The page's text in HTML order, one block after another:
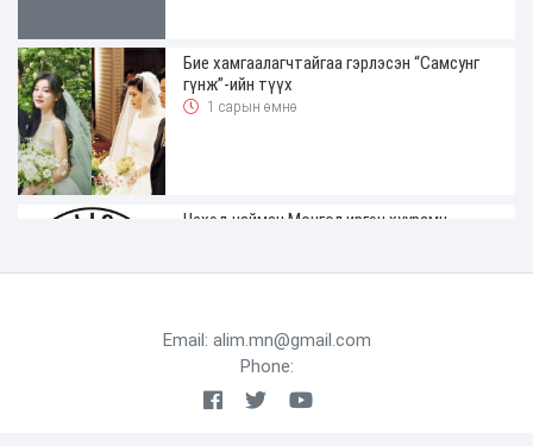
Бие хамгаалагчтайгаа гэрлэсэн “Самсунг
гүнж”-ийн түүх
1 сарын өмнө
Чехэд найман Монгол иргэн хуурамч
ХАН-УУЛ ДҮҮРГИЙН ДЭРГЭДЭХ
БАЙГУУЛЛАГУУДЫН УДИРДАХ АЖИЛТНЫ
Email: alim.mn@gmail.com
Phone: